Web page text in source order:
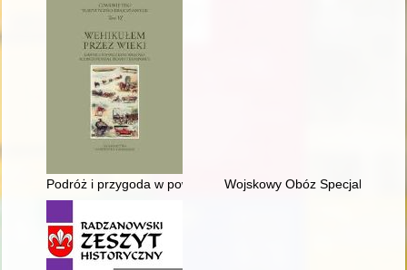
Podróż i przygoda w powieści cyklicznej o Panu
Wojskowy Obóz Specjalny w